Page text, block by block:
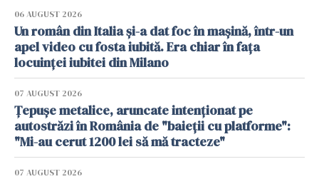
06 AUGUST 2026
Un român din Italia și-a dat foc în mașină, într-un
apel video cu fosta iubită. Era chiar în fața
locuinței iubitei din Milano
07 AUGUST 2026
Țepușe metalice, aruncate intenționat pe
autostrăzi în România de "baieții cu platforme":
"Mi-au cerut 1200 lei să mă tracteze"
07 AUGUST 2026